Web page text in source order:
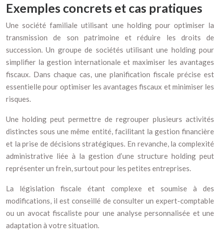
Exemples concrets et cas pratiques
Une société familiale utilisant une holding pour optimiser la
transmission de son patrimoine et réduire les droits de
succession. Un groupe de sociétés utilisant une holding pour
simplifier la gestion internationale et maximiser les avantages
fiscaux. Dans chaque cas, une planification fiscale précise est
essentielle pour optimiser les avantages fiscaux et minimiser les
risques.
Une holding peut permettre de regrouper plusieurs activités
distinctes sous une même entité, facilitant la gestion financière
et la prise de décisions stratégiques. En revanche, la complexité
administrative liée à la gestion d’une structure holding peut
représenter un frein, surtout pour les petites entreprises.
La législation fiscale étant complexe et soumise à des
modifications, il est conseillé de consulter un expert-comptable
ou un avocat fiscaliste pour une analyse personnalisée et une
adaptation à votre situation.